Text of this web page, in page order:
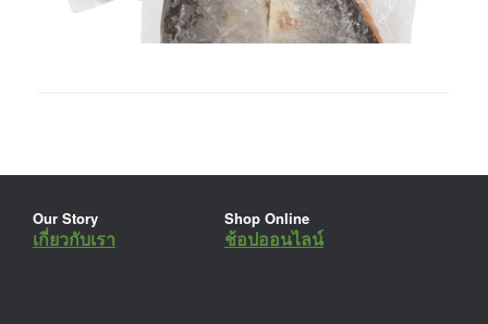
Our Story
เกี่ยวกับเรา
Shop Online
ช้อปออนไลน์